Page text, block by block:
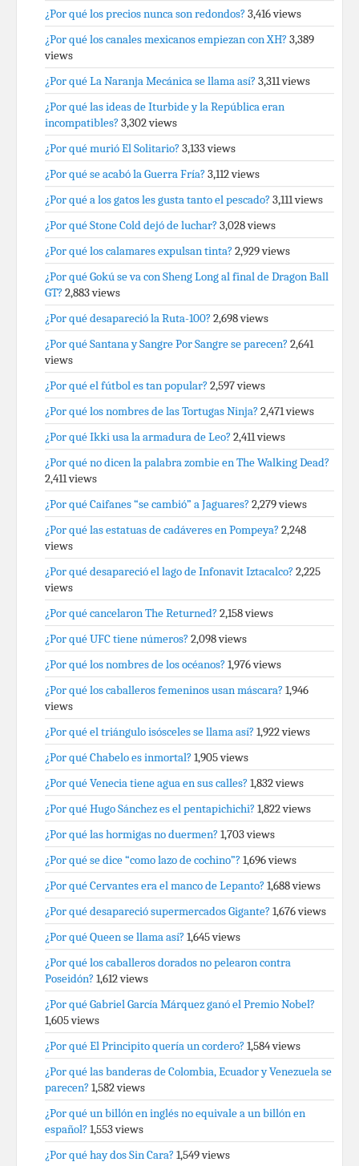
¿Por qué los precios nunca son redondos? 3,416 views
¿Por qué los canales mexicanos empiezan con XH? 3,389
views
¿Por qué La Naranja Mecánica se llama así? 3,311 views
¿Por qué las ideas de Iturbide y la República eran
incompatibles? 3,302 views
¿Por qué murió El Solitario? 3,133 views
¿Por qué se acabó la Guerra Fría? 3,112 views
¿Por qué a los gatos les gusta tanto el pescado? 3,111 views
¿Por qué Stone Cold dejó de luchar? 3,028 views
¿Por qué los calamares expulsan tinta? 2,929 views
¿Por qué Gokú se va con Sheng Long al final de Dragon Ball
GT? 2,883 views
¿Por qué desapareció la Ruta-100? 2,698 views
¿Por qué Santana y Sangre Por Sangre se parecen? 2,641
views
¿Por qué el fútbol es tan popular? 2,597 views
¿Por qué los nombres de las Tortugas Ninja? 2,471 views
¿Por qué Ikki usa la armadura de Leo? 2,411 views
¿Por qué no dicen la palabra zombie en The Walking Dead?
2,411 views
¿Por qué Caifanes “se cambió” a Jaguares? 2,279 views
¿Por qué las estatuas de cadáveres en Pompeya? 2,248
views
¿Por qué desapareció el lago de Infonavit Iztacalco? 2,225
views
¿Por qué cancelaron The Returned? 2,158 views
¿Por qué UFC tiene números? 2,098 views
¿Por qué los nombres de los océanos? 1,976 views
¿Por qué los caballeros femeninos usan máscara? 1,946
views
¿Por qué el triángulo isósceles se llama así? 1,922 views
¿Por qué Chabelo es inmortal? 1,905 views
¿Por qué Venecia tiene agua en sus calles? 1,832 views
¿Por qué Hugo Sánchez es el pentapichichi? 1,822 views
¿Por qué las hormigas no duermen? 1,703 views
¿Por qué se dice “como lazo de cochino”? 1,696 views
¿Por qué Cervantes era el manco de Lepanto? 1,688 views
¿Por qué desapareció supermercados Gigante? 1,676 views
¿Por qué Queen se llama así? 1,645 views
¿Por qué los caballeros dorados no pelearon contra
Poseidón? 1,612 views
¿Por qué Gabriel García Márquez ganó el Premio Nobel?
1,605 views
¿Por qué El Principito quería un cordero? 1,584 views
¿Por qué las banderas de Colombia, Ecuador y Venezuela se
parecen? 1,582 views
¿Por qué un billón en inglés no equivale a un billón en
español? 1,553 views
¿Por qué hay dos Sin Cara? 1,549 views